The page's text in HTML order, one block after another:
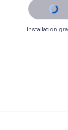
Installation